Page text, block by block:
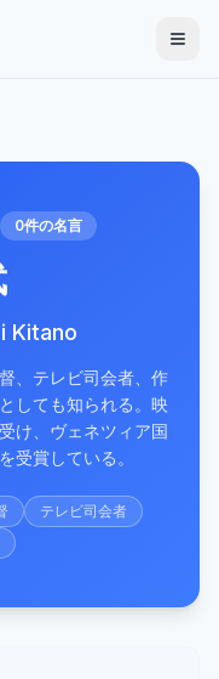
0件の名言
Kitano
、テレビ司会者、作
しても知られる。映
け、ヴェネツィア国
受賞している。
テレビ司会者